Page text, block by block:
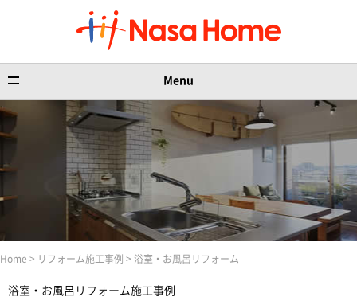
Menu
Home > リフォーム施工事例 > 浴室・お風呂リフォーム
浴室・お風呂リフォーム施工事例